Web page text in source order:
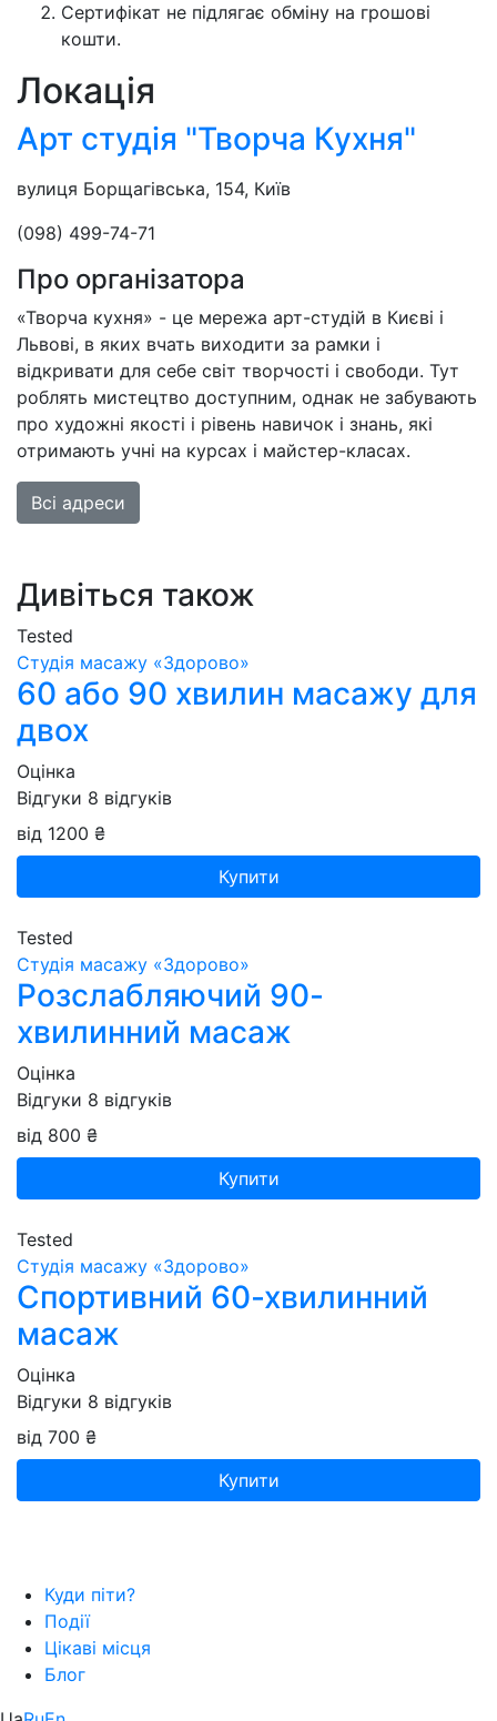
Сертифікат не підлягає обміну на грошові
кошти.
Локація
Арт студія "Творча Кухня"
вулиця Борщагівська, 154, Київ
(098) 499-74-71
Про організатора
«Творча кухня» - це мережа арт-студій в Києві і
Львові, в яких вчать виходити за рамки і
відкривати для себе світ творчості і свободи. Тут
роблять мистецтво доступним, однак не забувають
про художні якості і рівень навичок і знань, які
отримають учні на курсах і майстер-класах.
Всі адреси
Дивіться також
Tested
Студія масажу «‎‎Здорово»
60 або 90 хвилин масажу для
двох
Оцінка
Відгуки 8 відгуків
від 1200 ₴
Купити
Tested
Студія масажу «‎‎Здорово»
Розслабляючий 90-
хвилинний масаж
Оцінка
Відгуки 8 відгуків
від 800 ₴
Купити
Tested
Студія масажу «‎‎Здорово»
Спортивний 60-хвилинний
масаж
Оцінка
Відгуки 8 відгуків
від 700 ₴
Купити
Куди піти?
Події
Цікаві місця
Блог